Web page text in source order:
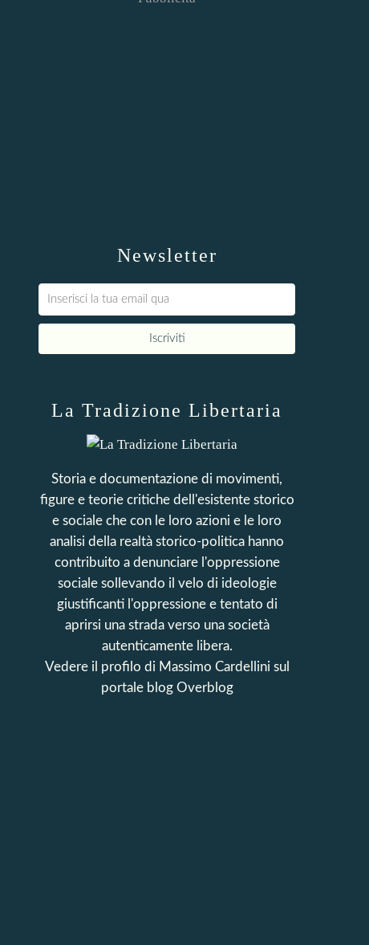
Newsletter
La Tradizione Libertaria
Storia e documentazione di movimenti,
figure e teorie critiche dell'esistente storico
e sociale che con le loro azioni e le loro
analisi della realtà storico-politica hanno
contribuito a denunciare l'oppressione
sociale sollevando il velo di ideologie
giustificanti l'oppressione e tentato di
aprirsi una strada verso una società
autenticamente libera.
Vedere il profilo di Massimo Cardellini sul
portale blog Overblog